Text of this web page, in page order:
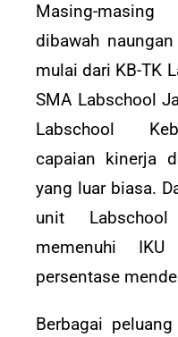
Masing-
dibawah
mulai dari KB-TK
SMA Labschool
Labschool
capaian kinerja
yang luar biasa.
unit
memenuhi
persentase
Berbagai